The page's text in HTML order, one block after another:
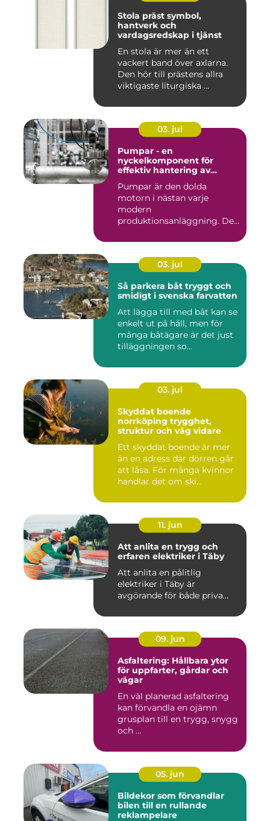
Stola präst symbol,
hantverk och
vardagsredskap i tjänst
En stola är mer än ett
vackert band över axlarna.
Den hör till prästens allra
viktigaste liturgiska ...
03. jul
Pumpar - en
nyckelkomponent för
effektiv hantering av
Pumpar är den dolda
motorn i nästan varje
modern
produktionsanläggning. De
03. jul
Så parkera båt tryggt och
smidigt i svenska farvatten
Att lägga till med båt kan se
enkelt ut på håll, men för
många båtägare är det just
tilläggningen so...
03. jul
Skyddat boende
norrköping trygghet,
struktur och väg vidare
Ett skyddat boende är mer
än en adress där dörren går
att låsa. För många kvinnor
handlar det om ski...
11. jun
Att anlita en trygg och
erfaren elektriker i Täby
Att anlita en pålitlig
elektriker i Täby är
avgörande för både priva...
09. jun
Asfaltering: Hållbara ytor
för uppfarter, gårdar och
vägar
En väl planerad asfaltering
kan förvandla en ojämn
grusplan till en trygg, snygg
och ...
05. jun
Bildekor som förvandlar
bilen till en rullande
reklampelare